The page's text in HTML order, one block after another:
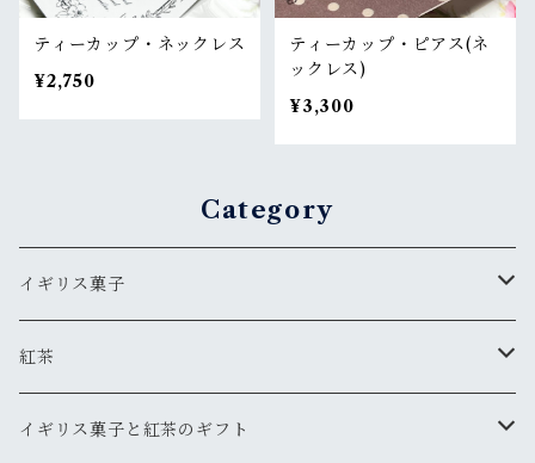
ティーカップ・ネックレス
¥2,750
ティーカップ・ピアス(ネ
ックレス)
¥3,300
Category
イギリス菓子
ギフト
紅茶
ティーバッグタイプ
イギリス菓子と紅茶のギフト